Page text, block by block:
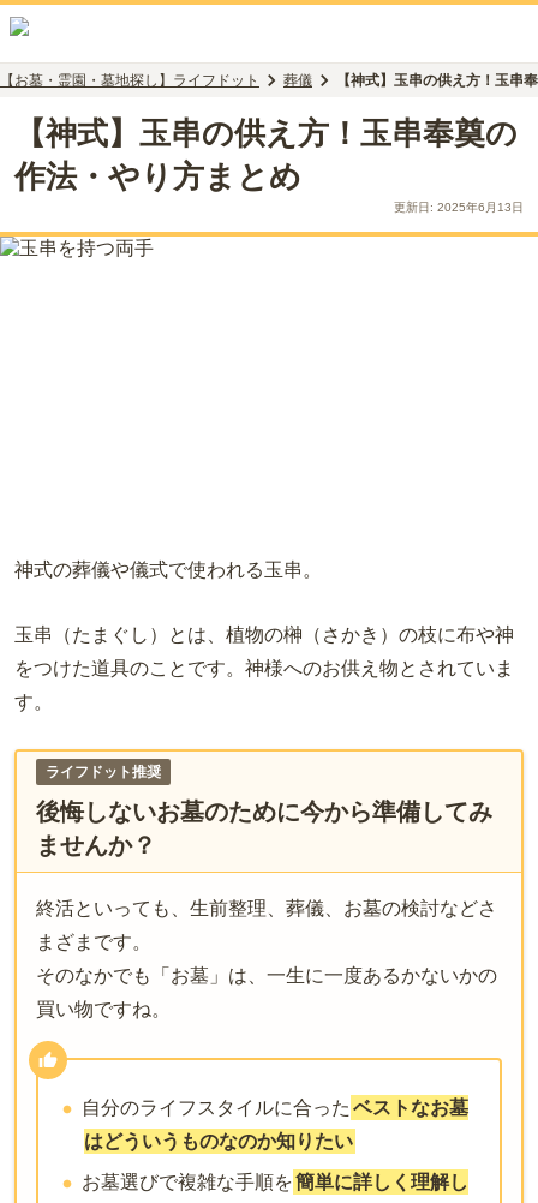
【お墓・霊園・墓地探し】ライフドット 葬儀 【神式】玉串の供え方！玉串
【神式】玉串の供え方！玉串奉奠の
作法・やり方まとめ
更新日: 2025年6月13日
神式の葬儀や儀式で使われる玉串。
玉串（たまぐし）とは、植物の榊（さかき）の枝に布や神
をつけた道具のことです。神様へのお供え物とされていま
す。
ライフドット推奨
後悔しないお墓のために今から準備してみ
ませんか？
終活といっても、生前整理、葬儀、お墓の検討などさ
まざまです。
そのなかでも「お墓」は、一生に一度あるかないかの
買い物ですね。
自分のライフスタイルに合った ベストなお墓
はどういうものなのか知りたい
お墓選びで複雑な手順を簡単に詳しく理解し